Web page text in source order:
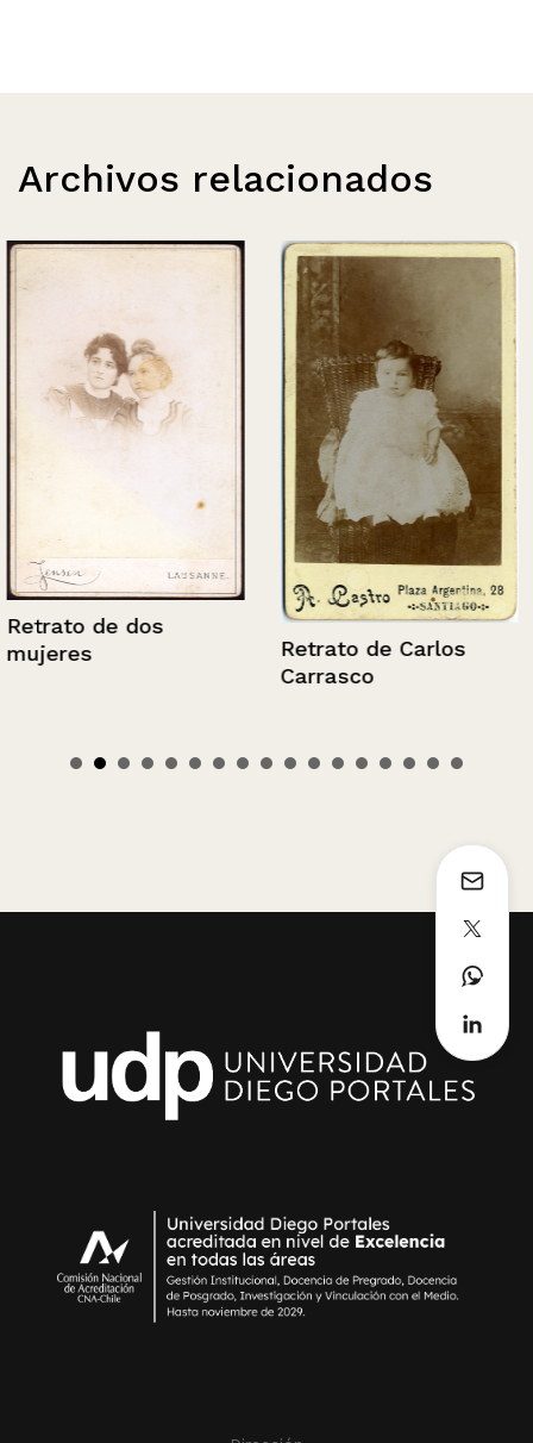
Archivos relacionados
Retrato de dos
mujeres
Retrato de Carlos
Carrasco